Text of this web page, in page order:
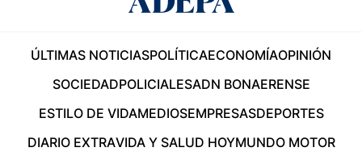
ÚLTIMAS NOTICIASPOLÍTICAECONOMÍAOPINIÓN
SOCIEDADPOLICIALESADN BONAERENSE
ESTILO DE VIDAMEDIOSEMPRESASDEPORTES
DIARIO EXTRAVIDA Y SALUD HOYMUNDO MOTOR